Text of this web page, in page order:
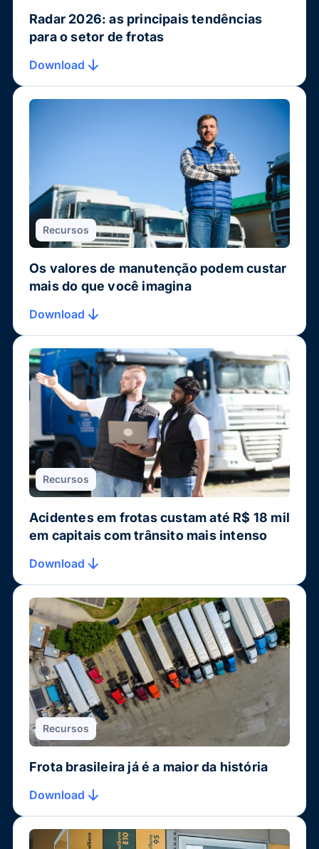
Radar 2026: as principais tendências
para o setor de frotas
Download
Recursos
Os valores de manutenção podem custar
mais do que você imagina
Download
Recursos
Acidentes em frotas custam até R$ 18 mil
em capitais com trânsito mais intenso
Download
Recursos
Frota brasileira já é a maior da história
Download